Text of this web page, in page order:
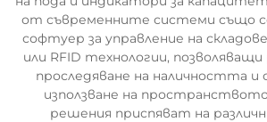
от съвременните системи също
софтуер за управление на
или RFID технологии, позволяващи
проследяване на наличността и
използване на
решения приспяват на